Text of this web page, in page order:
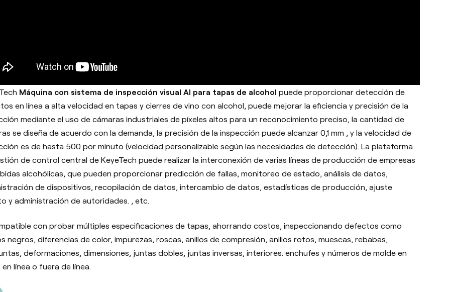
Máquina con sistema de inspección visual AI para tapas de alcohol puede proporcionar detección de
en línea a alta velocidad en tapas y cierres de vino con alcohol, puede mejorar la eficiencia y precisión de la
mediante el uso de cámaras industriales de píxeles altos para un reconocimiento preciso, la cantidad de
se diseña de acuerdo con la demanda, la precisión de la inspección puede alcanzar 0,1 mm , y la velocidad de
es de hasta 500 por minuto (velocidad personalizable según las necesidades de detección). La plataforma
de control central de KeyeTech puede realizar la interconexión de varias líneas de producción de empresas
alcohólicas, que pueden proporcionar predicción de fallas, monitoreo de estado, análisis de datos,
de dispositivos, recopilación de datos, intercambio de datos, estadísticas de producción, ajuste
y administración de autoridades. , etc.
con probar múltiples especificaciones de tapas, ahorrando costos, inspeccionando defectos como
negros, diferencias de color, impurezas, roscas, anillos de compresión, anillos rotos, muescas, rebabas,
deformaciones, dimensiones, juntas dobles, juntas inversas, interiores. enchufes y números de molde en
línea o fuera de línea.